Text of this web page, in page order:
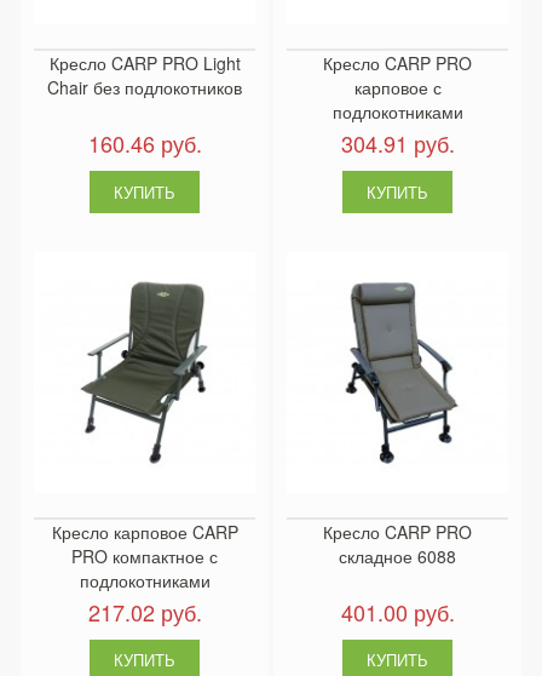
Кресло CARP PRO Light
Chair без подлокотников
160.46 руб.
Кресло CARP PRO
карповое с
подлокотниками
304.91 руб.
Кресло карповое CARP
PRO компактное с
подлокотниками
217.02 руб.
Кресло CARP PRO
складное 6088
401.00 руб.